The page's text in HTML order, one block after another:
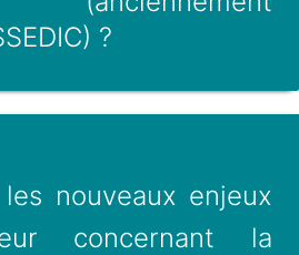
?
nouveaux enjeux
concernant la